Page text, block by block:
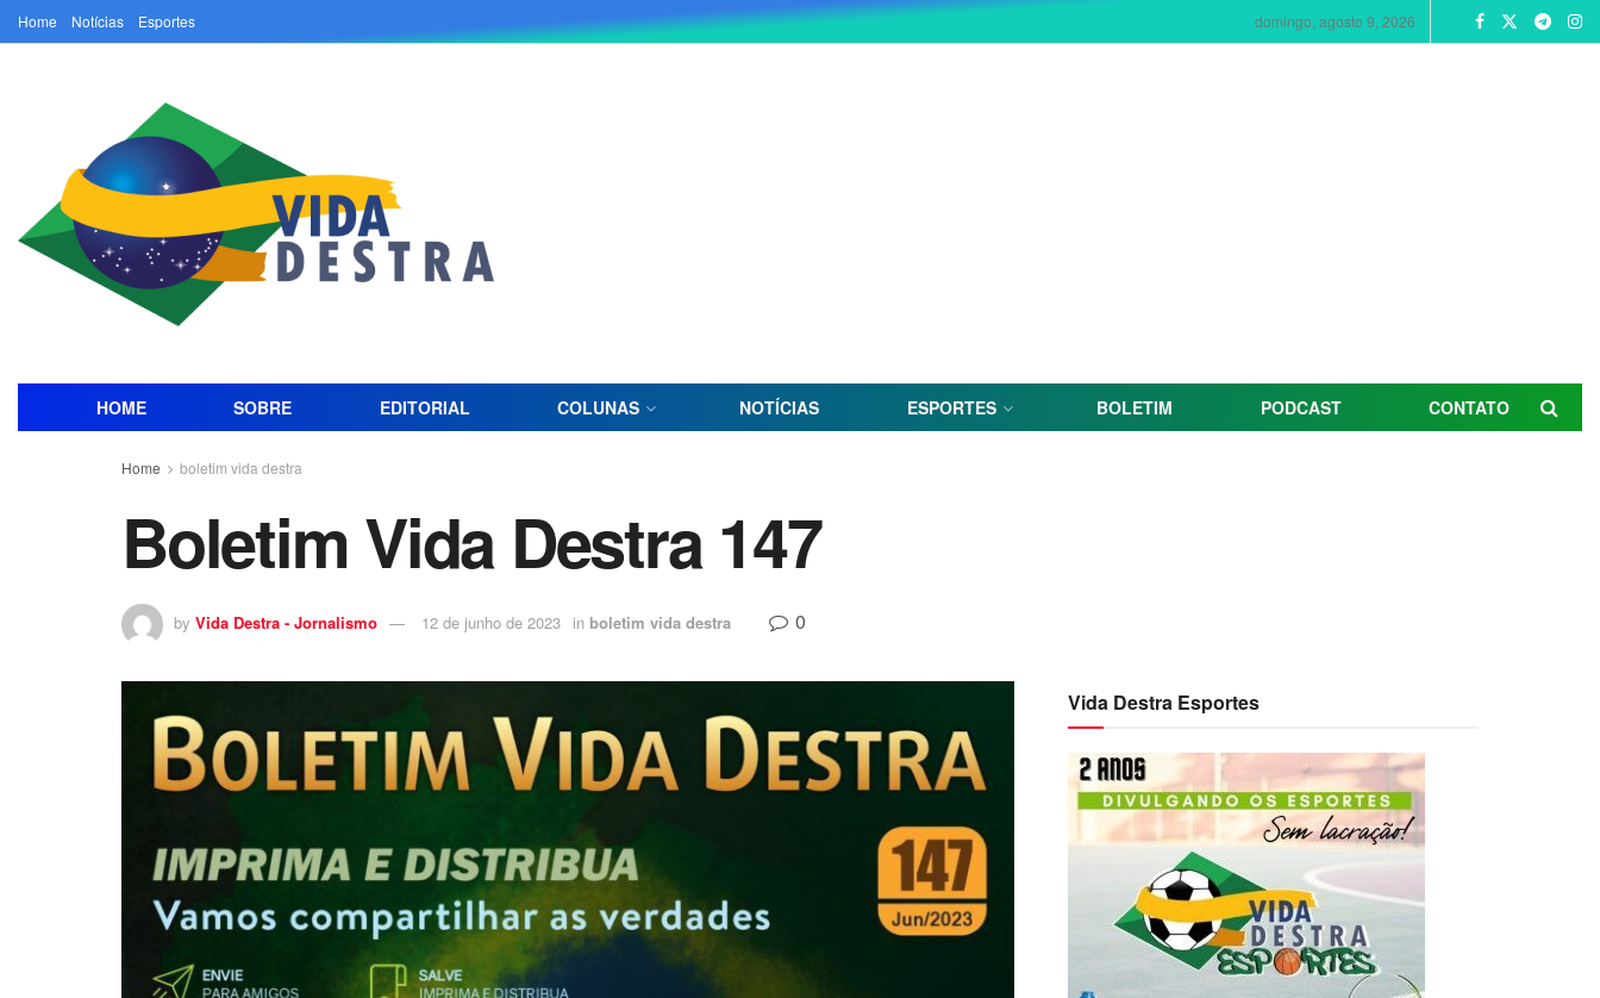
Home Notícias Esportes domingo, agosto 9, 2026
HOME SOBRE EDITORIAL COLUNAS NOTÍCIAS ESPORTES BOLETIM PODCAST CONTATO
Home boletim vida destra
Boletim Vida Destra 147
by Vida Destra - Jornalismo 12 de junho de 2023 in boletim vida destra 0
Vida Destra Esportes